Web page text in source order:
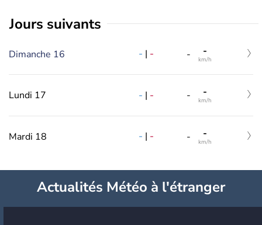
jours suivants
Dimanche 16 - | - - -
km/h
Lundi 17 - | - - -
km/h
Mardi 18 - | - - -
km/h
Actualités Météo à l'étranger